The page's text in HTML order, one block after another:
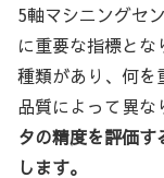
5軸マシニングセ
に重要な指標と
種類があり、何を
品質によって異な
タの精度を評価
します。